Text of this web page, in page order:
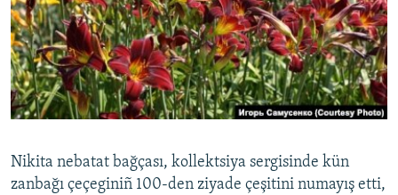
FİKİR
Русский
Українською
Nikita nebatat bağçası, kollektsiya sergisinde kün
zanbağı çeçeginiñ 100-den ziyade çeşitini numayış etti,